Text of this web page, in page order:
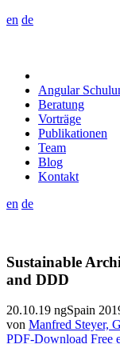
en de
Angular
Beratung
Vorträge
Publikationen
Team
Blog
Kontakt
en de
Sustainable
and DDD
20.10.19 ngSpain
von Manfred Steyer,
PDF-Download Free